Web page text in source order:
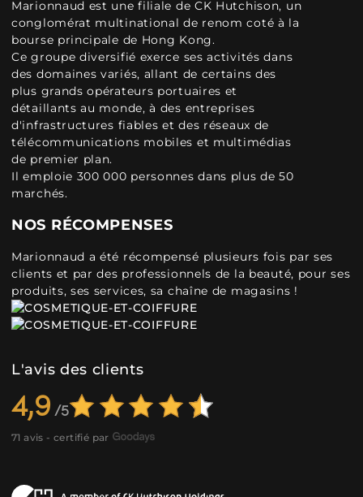
Marionnaud est une filiale de CK Hutchison, un
conglomérat multinational de renom coté à la
bourse principale de Hong Kong.
Ce groupe diversifié exerce ses activités dans
des domaines variés, allant de certains des
plus grands opérateurs portuaires et
détaillants au monde, à des entreprises
d'infrastructures fiables et des réseaux de
télécommunications mobiles et multimédias
de premier plan.
Il emploie 300 000 personnes dans plus de 50
marchés.
NOS RÉCOMPENSES
Marionnaud a été récompensé plusieurs fois par ses
clients et par des professionnels de la beauté, pour ses
produits, ses services, sa chaîne de magasins !
L'avis des clients
4,9
71 avis - certifié par